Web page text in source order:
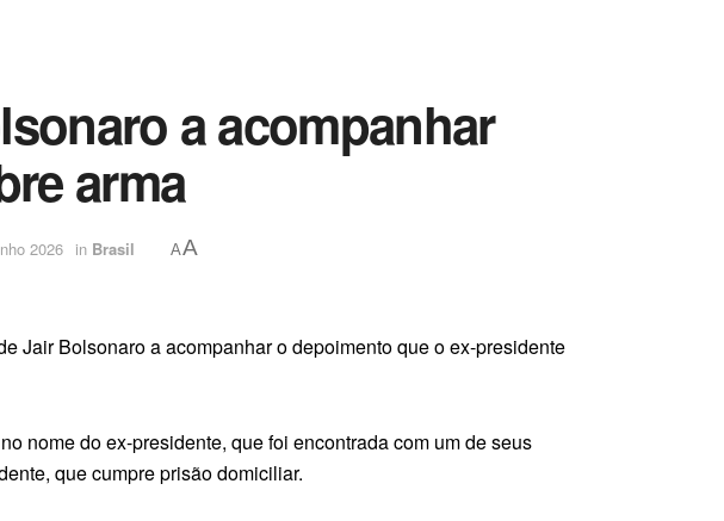
a acompanhar
arma
2026 in Brasil AA
Jair Bolsonaro a acompanhar o depoimento que o ex-presidente
nome do ex-presidente, que foi encontrada com um de seus
que cumpre prisão domiciliar.